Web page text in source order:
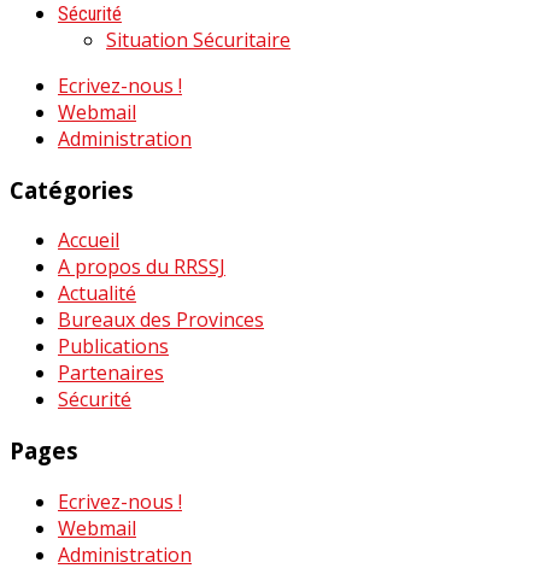
Sécurité
Situation Sécuritaire
Ecrivez-nous !
Webmail
Administration
Catégories
Accueil
A propos du RRSSJ
Actualité
Bureaux des Provinces
Publications
Partenaires
Sécurité
Pages
Ecrivez-nous !
Webmail
Administration